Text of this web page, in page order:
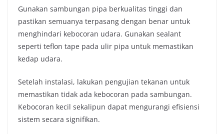
Gunakan sambungan pipa berkualitas tinggi dan
pastikan semuanya terpasang dengan benar untuk
menghindari kebocoran udara. Gunakan sealant
seperti teflon tape pada ulir pipa untuk memastikan
kedap udara.
Setelah instalasi, lakukan pengujian tekanan untuk
memastikan tidak ada kebocoran pada sambungan.
Kebocoran kecil sekalipun dapat mengurangi efisiensi
sistem secara signifikan.